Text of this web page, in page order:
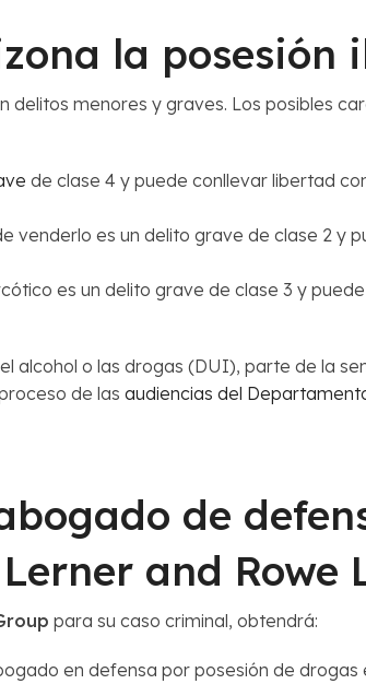
la posesión
delitos menores y graves. Los posibles
de clase 4 y puede conllevar libertad
venderlo es un delito grave de clase 2 y
es un delito grave de clase 3 y
alcohol o las drogas (DUI), parte de la
de las audiencias del
de
and Rowe
para su caso criminal, obtendrá:
en defensa por posesión de drogas